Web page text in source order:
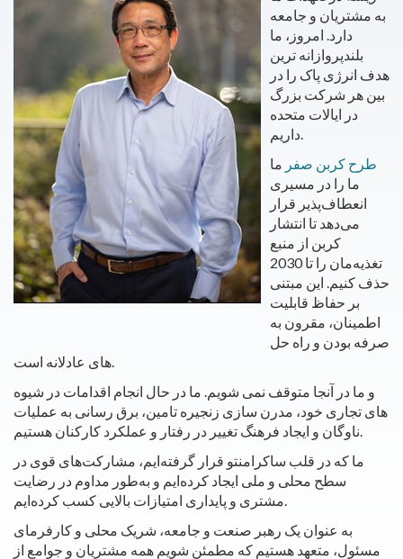
به مشتریان و جامعه
دارد. امروز، ما
بلندپروازانه ترین
هدف انرژی پاک را در
بین هر شرکت بزرگ
در ایالات متحده
داریم.
طرح کربن صفر ما
ما را در مسیری
انعطاف‌پذیر قرار
می‌دهد تا انتشار
کربن از منبع
تغذیه‌مان را تا 2030
حذف کنیم. این مبتنی
بر حفاظ قابلیت
اطمینان، مقرون به
صرفه بودن و راه حل
های عادلانه است.
و ما در آنجا متوقف نمی شویم. ما در حال انجام اقدامات در شیوه
های تجاری خود، مدرن سازی زنجیره تامین، برق رسانی به عملیات
ناوگان و ایجاد فرهنگ تغییر در رفتار و عملکرد کارکنان هستیم.
ما که در قلب ساکرامنتو قرار گرفته‌ایم، مشارکت‌های قوی در
سطح محلی و ملی ایجاد کرده‌ایم و به‌طور مداوم در رضایت
مشتری و پایداری امتیازات بالایی کسب کرده‌ایم.
به عنوان یک رهبر صنعت و جامعه، شریک محلی و کارفرمای
مسئول، متعهد هستیم که مطمئن شویم همه مشتریان و جوامع از